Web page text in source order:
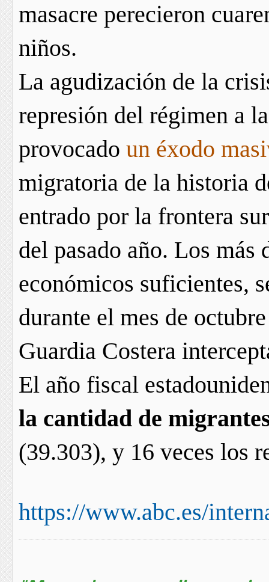
masacre perecieron
niños.
La agudización de la
represión del régimen a
provocado un éxodo
migratoria de la historia
entrado por la frontera
del pasado año. Los más
económicos suficientes,
durante el mes de
Guardia Costera
El año fiscal
la cantidad de
(39.303), y 16 veces los
https://www.abc.es/